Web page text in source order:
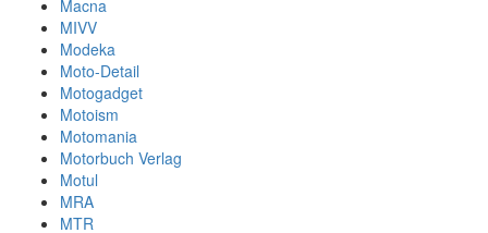
Macna
MIVV
Modeka
Moto-Detail
Motogadget
Motoism
Motomania
Motorbuch Verlag
Motul
MRA
MTR